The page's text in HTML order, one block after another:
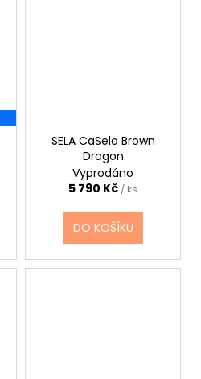
SELA CaSela Brown
Dragon
Vyprodáno
5 790 Kč / ks
DO KOŠÍKU